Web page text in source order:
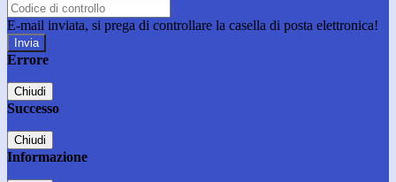
E-mail inviata, si prega di controllare la casella di posta elettronica!
Errore
Chiudi
Successo
Chiudi
Informazione